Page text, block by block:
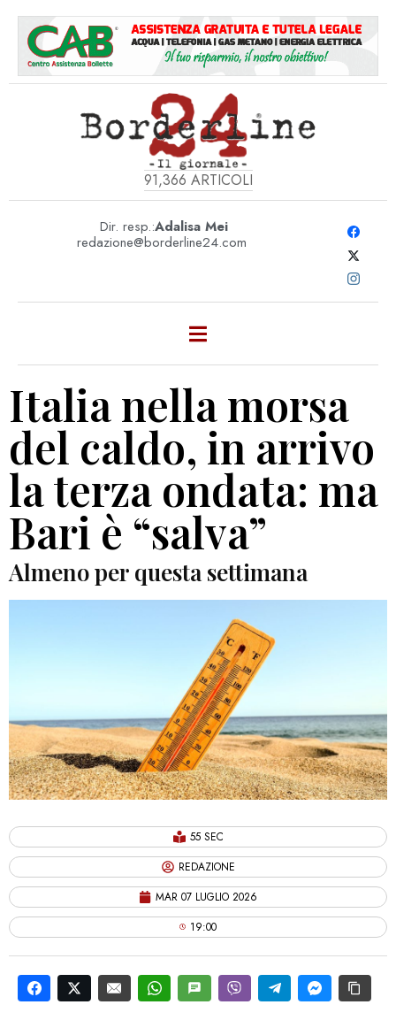
91,366 ARTICOLI
Dir. resp.:Adalisa Mei
redazione@borderline24.com
Italia nella morsa
del caldo, in arrivo
la terza ondata: ma
Bari è “salva”
Almeno per questa settimana
55 SEC
REDAZIONE
MAR 07 LUGLIO 2026
19:00